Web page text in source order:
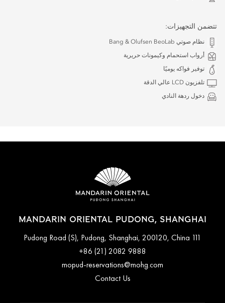
تتضمن التجهيزات:
نظام صوتي Bang & Olufsen BeoLab
أرواب استحمام وكيمونات حريرية
توفير فواكه يوميًا
تلفزيون LCD عالي الدقة
دخول ردهة النادي
MANDARIN ORIENTAL PUDONG, SHANGHAI
111 Pudong Road (S), Pudong, Shanghai, 200120, China
+86 (21) 2082 9888
mopud-reservations@mohg.com
Contact Us